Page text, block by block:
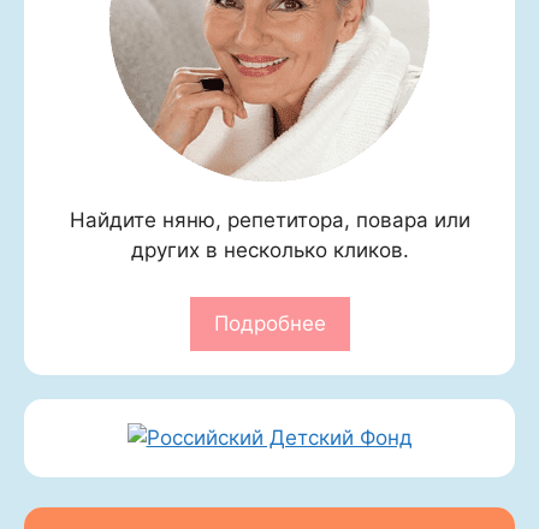
Найдите няню, репетитора, повара или
других в несколько кликов.
Подробнее